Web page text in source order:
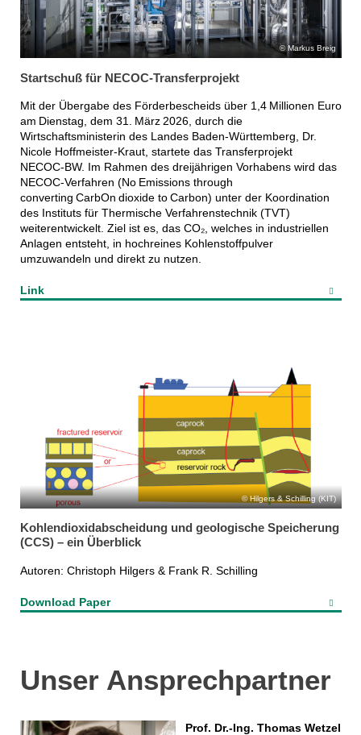
Markus Breig
Startschuß für NECOC-Transferprojekt
Mit der Übergabe des Förderbescheids über 1,4 Millionen Euro
am Dienstag, dem 31. März 2026, durch die
Wirtschaftsministerin des Landes Baden-Württemberg, Dr.
Nicole Hoffmeister‑Kraut, startete das Transferprojekt
NECOC‑BW. Im Rahmen des dreijährigen Vorhabens wird das
NECOC‑Verfahren (No Emissions through
converting CarbOn dioxide to Carbon) unter der Koordination
des Instituts für Thermische Verfahrenstechnik (TVT)
weiterentwickelt. Ziel ist es, das CO₂, welches in industriellen
Anlagen entsteht, in hochreines Kohlenstoffpulver
umzuwandeln und direkt zu nutzen.
Link
Hilgers & Schilling (KIT)
Kohlendioxidabscheidung und geologische Speicherung
(CCS) – ein Überblick
Autoren: Christoph Hilgers & Frank R. Schilling
Download Paper
Unser Ansprechpartner
Prof. Dr.-Ing. Thomas Wetzel